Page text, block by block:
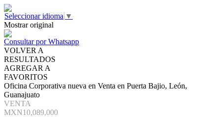
Seleccionar idioma ▼
Mostrar original
Consultar por Whatsapp
VOLVER A
RESULTADOS
AGREGAR A
FAVORITOS
Oficina Corporativa nueva en Venta en Puerta Bajio, León,
Guanajuato
VENTA
MXN10,089,000